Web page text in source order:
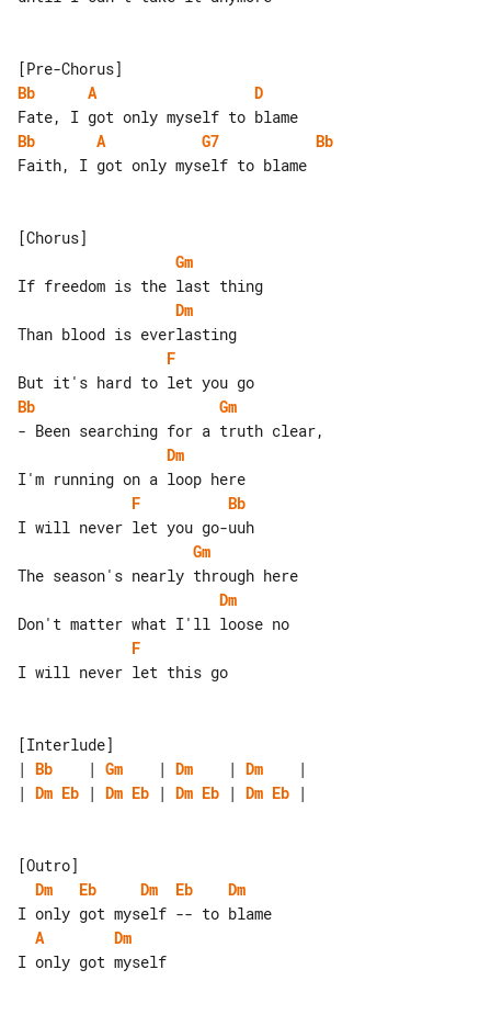
Bb
A
D
Bb
A G7
Bb
Faith, I got only myself to blame
Gm
Dm
F
Bb
Gm
Dm
F
Bb
Gm
Dm
F
I will never let this go
| Bb
    |
Gm
    |
Dm
    |
Dm
| Dm Eb | Dm Eb | Dm Eb | Dm Eb |
Dm
Eb Dm Eb
Dm
A
Dm